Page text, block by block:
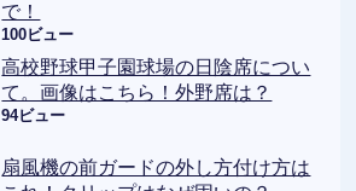
で！
100ビュー
高校野球甲子園球場の日陰席につい
て。画像はこちら！外野席は？
94ビュー
扇風機の前ガードの外し方付け方は